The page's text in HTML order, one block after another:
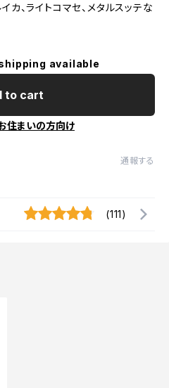
カ、ライトコマセ、メタルスッテな
available
to cart
住まいの方向け
通報する
(111)